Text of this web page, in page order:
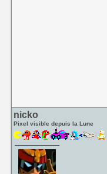
nicko
Pixel visible depuis la Lune